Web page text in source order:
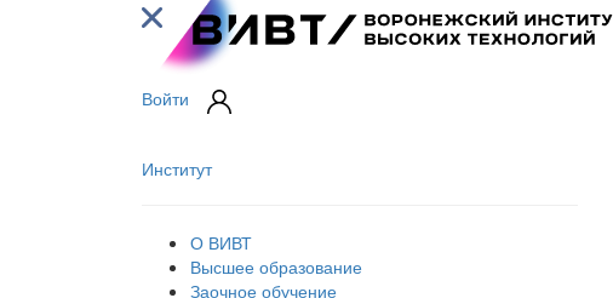
Войти
Институт
О ВИВТ
Высшее образование
Заочное обучение